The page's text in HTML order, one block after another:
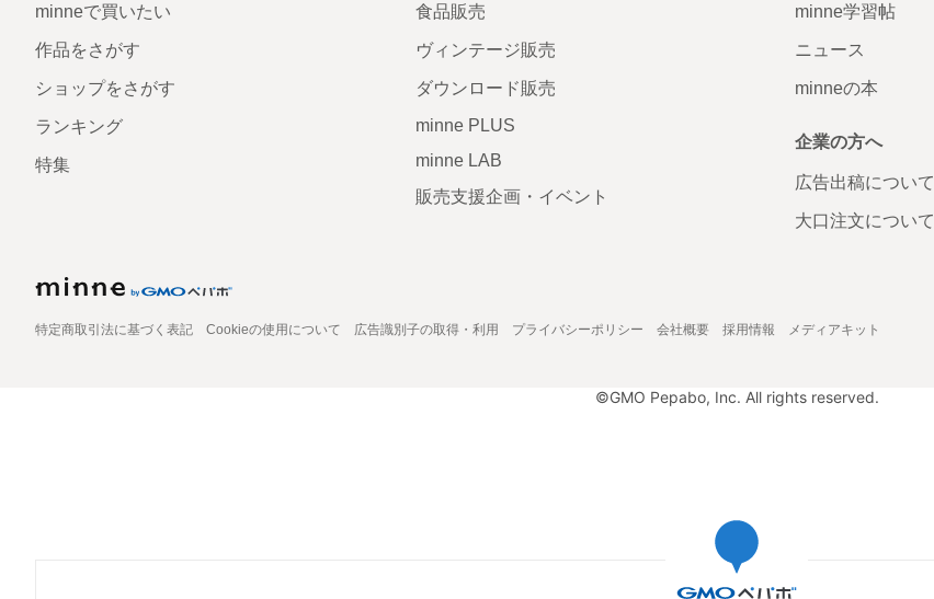
minneで買いたい
作品をさがす
ショップをさがす
ランキング
特集
食品販売
ヴィンテージ販売
ダウンロード販売
minne PLUS
minne LAB
販売支援企画・イベント
minne学習帖
ニュース
minneの本
企業の方へ
広告出稿について
大口注文について
特定商取引法に基づく表記 Cookieの使用について 広告識別子の取得・利用 プライバシーポリシー 会社概要 採用情報 メディアキット
©GMO Pepabo, Inc. All rights reserved.